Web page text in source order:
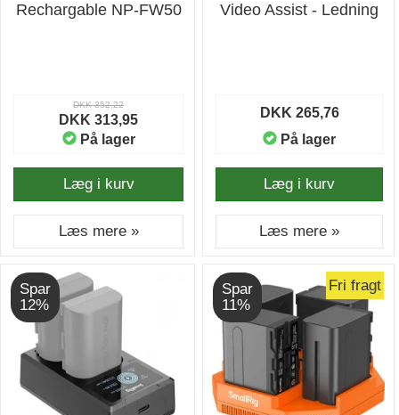
Rechargable NP-FW50
DKK 352,22
DKK 313,95
På lager
Læg i kurv
Læs mere »
Video Assist - Ledning
DKK 265,76
På lager
Læg i kurv
Læs mere »
Spar
12%
Spar
11%
Fri fragt